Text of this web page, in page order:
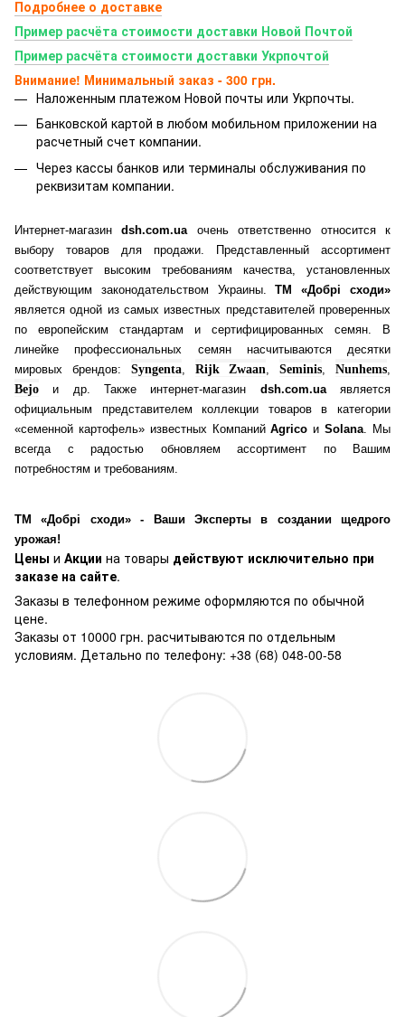
Подробнее о доставке
Пример расчёта стоимости доставки Новой Почтой
Пример расчёта стоимости доставки Укрпочтой
Внимание! Минимальный заказ - 300 грн.
Наложенным платежом Новой почты или Укрпочты.
Банковской картой в любом мобильном приложении на
расчетный счет компании.
Через кассы банков или терминалы обслуживания по
реквизитам компании.
Интернет-магазинdsh.com.ua очень ответственно относится к
выбору товаров для продажи. Представленный ассортимент
соответствует высоким требованиям качества, установленных
действующим законодательством Украины.ТМ «Добрі сходи»
является одной из самых известных представителей проверенных
по европейским стандартам и сертифицированных семян. В
линейке профессиональных семян насчитываются десятки
мировых брендов: Syngenta, Rijk Zwaan ,Seminis ,Nunhems
Bejo и др. Также интернет-магазин dsh.com.uaявляется
официальным представителем коллекции товаров в категории
«семенной картофель» известных КомпанийAgrico иSolana . Мы
всегда с радостью обновляем ассортимент по Вашим
потребностям и требованиям.
ТМ «Добрі сходи» - Ваши Эксперты в создании щедрого
урожая!
Цены и Акции на товары действуют исключительно при
заказе на сайте.
Заказы в телефонном режиме оформляются по обычной
цене.
Заказы от 10000 грн. расчитываются по отдельным
условиям. Детально по телефону: +38 (68) 048-00-58